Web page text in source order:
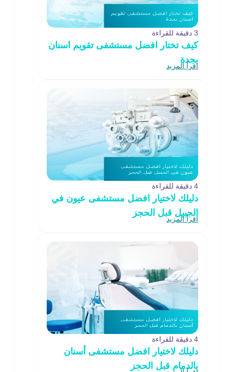
3 دقيقة للقراءة
كيف تختار افضل مستشفى تقويم اسنان
بجدة
اقرأ المزيد
4 دقيقة للقراءة
دليلك لاختيار افضل مستشفى عيون في
الجبيل قبل الحجز
اقرأ المزيد
4 دقيقة للقراءة
دليلك لاختيار افضل مستشفى أسنان
بالدمام قبل الحجز